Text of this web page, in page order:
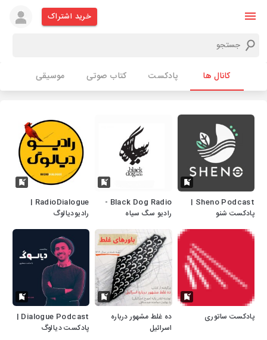
خرید اشتراک
کانال ها پادکست کتاب صوتی موسیقی
Sheno Podcast |
پادکست شنو
Black Dog Radio -
رادیو سگ سیاه
RadioDialogue |
رادیودیالوگ
پادکست ساتوری
ده غلط مشهور درباره
اسرائیل
Dialogue Podcast |
پادکست دیالوگ